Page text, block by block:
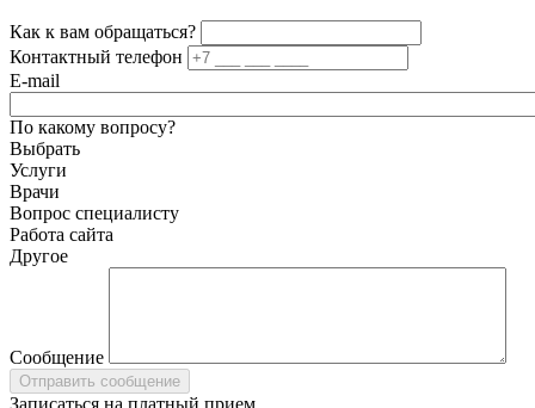
Как к вам обращаться?
Контактный телефон
E-mail
По какому вопросу?
Выбрать
Услуги
Врачи
Вопрос специалисту
Работа сайта
Другое
Сообщение
Записаться на платный прием